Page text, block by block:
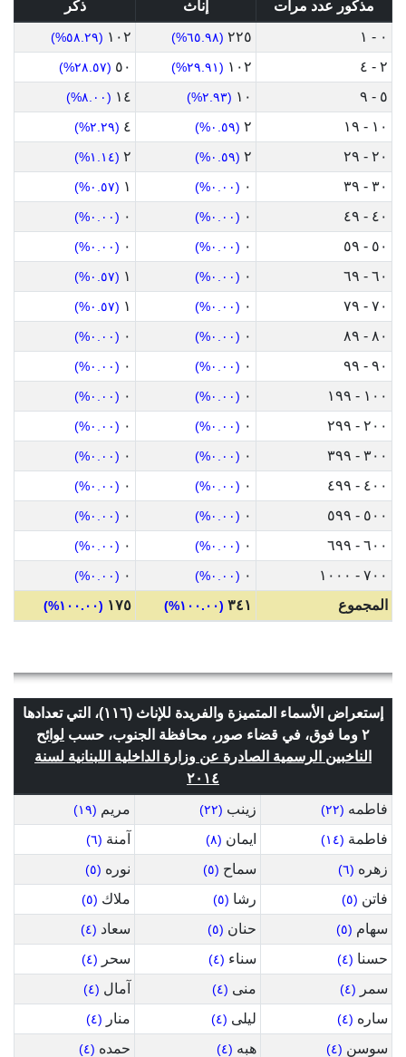
مذكور عدد مرات
إناث
ذكر
٠ - ١
٢٢٥ (٦٥.٩٨%) ١٠٢ (٥٨.٢٩%)
٢ - ٤ ١٠٢ (٢٩.٩١%) ٥٠ (٢٨.٥٧%)
٥ - ٩ ١٠ (٢.٩٣%) ١٤ (٨.٠٠%)
١٠ - ١٩ ٢ (٠.٥٩%) ٤ (٢.٢٩%)
٢٠ - ٢٩ ٢ (٠.٥٩%) ٢ (١.١٤%)
٣٠ - ٣٩ ٠ (٠.٠٠%) ١ (٠.٥٧%)
٤٠ - ٤٩ ٠ (٠.٠٠%) ٠ (٠.٠٠%)
٥٠ - ٥٩ ٠ (٠.٠٠%) ٠ (٠.٠٠%)
٦٠ - ٦٩ ٠ (٠.٠٠%) ١ (٠.٥٧%)
٧٠ - ٧٩ ٠ (٠.٠٠%) ١ (٠.٥٧%)
٨٠ - ٨٩ ٠ (٠.٠٠%) ٠ (٠.٠٠%)
٩٠ - ٩٩ ٠ (٠.٠٠%) ٠ (٠.٠٠%)
١٠٠ - ١٩٩ ٠ (٠.٠٠%) ٠ (٠.٠٠%)
٢٠٠ - ٢٩٩ ٠ (٠.٠٠%) ٠ (٠.٠٠%)
٣٠٠ - ٣٩٩ ٠ (٠.٠٠%) ٠ (٠.٠٠%)
٤٠٠ - ٤٩٩ ٠ (٠.٠٠%) ٠ (٠.٠٠%)
٥٠٠ - ٥٩٩ ٠ (٠.٠٠%) ٠ (٠.٠٠%)
٦٠٠ - ٦٩٩ ٠ (٠.٠٠%) ٠ (٠.٠٠%)
٧٠٠ - ١٠٠٠ ٠ (٠.٠٠%) ٠ (٠.٠٠%)
المجموع ٣٤١ (١٠٠.٠٠%) ١٧٥ (١٠٠.٠٠%)
إستعراض الأسماء المتميزة والفريدة للإناث (١١٦)، التي تعدادها
٢ وما فوق، في قضاء صور، محافظة الجنوب، حسب
لوائح
الناخبين الرسمية الصادرة عن وزارة الداخلية اللبنانية لسنة
٢٠١٤
فاطمه (٢٢) زينب (٢٢) مريم (١٩)
فاطمة (١٤) ايمان (٨) آمنة (٦)
زهره (٦) سماح (٥) نوره (٥)
فاتن (٥) رشا (٥) ملاك (٥)
سهام (٥) حنان (٥) سعاد (٤)
حسنا (٤) سناء (٤) سحر (٤)
سمر (٤) منى (٤) آمال (٤)
ساره (٤) ليلى (٤) منار (٤)
سوسن (٤) هبه (٤) حمده (٤)